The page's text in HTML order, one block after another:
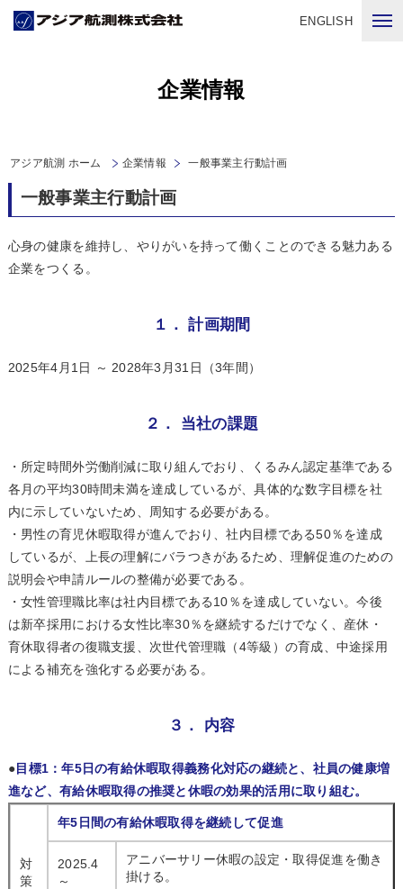
ENGLISH
企業情報
アジア航測 ホーム 企業情報 一般事業主行動計画
一般事業主行動計画
心身の健康を維持し、やりがいを持って働くことのできる魅力ある
企業をつくる。
１． 計画期間
2025年4月1日 ～ 2028年3月31日（3年間）
２． 当社の課題
・所定時間外労働削減に取り組んでおり、くるみん認定基準である
各月の平均30時間未満を達成しているが、具体的な数字目標を社
内に示していないため、周知する必要がある。
・男性の育児休暇取得が進んでおり、社内目標である50％を達成
しているが、上長の理解にバラつきがあるため、理解促進のための
説明会や申請ルールの整備が必要である。
・女性管理職比率は社内目標である10％を達成していない。今後
は新卒採用における女性比率30％を継続するだけでなく、産休・
育休取得者の復職支援、次世代管理職（4等級）の育成、中途採用
による補充を強化する必要がある。
３． 内容
●目標1：年5日の有給休暇取得義務化対応の継続と、社員の健康増
進など、有給休暇取得の推奨と休暇の効果的活用に取り組む。
対
策
年5日間の有給休暇取得を継続して促進
2025.4
～
アニバーサリー休暇の設定・取得促進を働き
掛ける。